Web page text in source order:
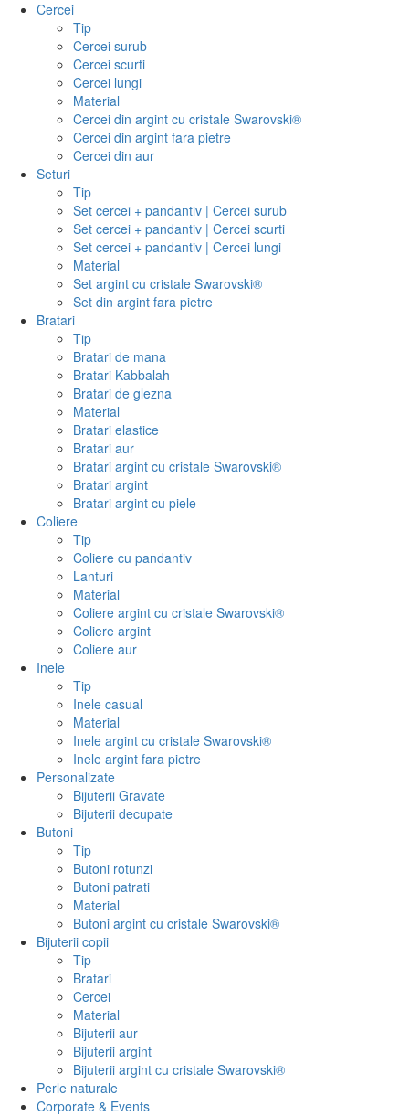
Cercei
Tip
Cercei surub
Cercei scurti
Cercei lungi
Material
Cercei din argint cu cristale Swarovski®
Cercei din argint fara pietre
Cercei din aur
Seturi
Tip
Set cercei + pandantiv | Cercei surub
Set cercei + pandantiv | Cercei scurti
Set cercei + pandantiv | Cercei lungi
Material
Set argint cu cristale Swarovski®
Set din argint fara pietre
Bratari
Tip
Bratari de mana
Bratari Kabbalah
Bratari de glezna
Material
Bratari elastice
Bratari aur
Bratari argint cu cristale Swarovski®
Bratari argint
Bratari argint cu piele
Coliere
Tip
Coliere cu pandantiv
Lanturi
Material
Coliere argint cu cristale Swarovski®
Coliere argint
Coliere aur
Inele
Tip
Inele casual
Material
Inele argint cu cristale Swarovski®
Inele argint fara pietre
Personalizate
Bijuterii Gravate
Bijuterii decupate
Butoni
Tip
Butoni rotunzi
Butoni patrati
Material
Butoni argint cu cristale Swarovski®
Bijuterii copii
Tip
Bratari
Cercei
Material
Bijuterii aur
Bijuterii argint
Bijuterii argint cu cristale Swarovski®
Perle naturale
Corporate & Events